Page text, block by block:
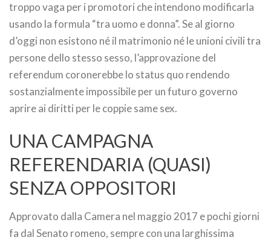
troppo vaga per i promotori che intendono modificarla
usando la formula “tra uomo e donna”. Se al giorno
d’oggi non esistono né il matrimonio né le unioni civili tra
persone dello stesso sesso, l’approvazione del
referendum coronerebbe lo status quo rendendo
sostanzialmente impossibile per un futuro governo
aprire ai diritti per le coppie same sex.
UNA CAMPAGNA
REFERENDARIA (QUASI)
SENZA OPPOSITORI
Approvato dalla Camera nel maggio 2017 e pochi giorni
fa dal Senato romeno, sempre con una larghissima